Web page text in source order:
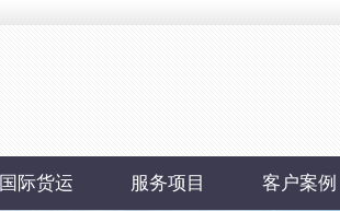
国际货运 服务项目 客户案例